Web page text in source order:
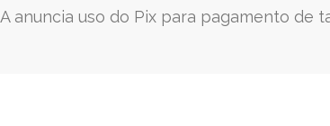
anuncia uso do Pix para pagamento de